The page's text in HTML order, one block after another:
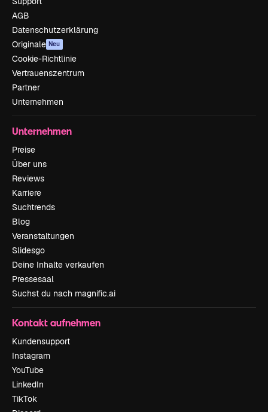
AGB
Datenschutzerklärung
Originale Neu
Cookie-Richtlinie
Vertrauenszentrum
Partner
Unternehmen
Unternehmen
Preise
Über uns
Reviews
Karriere
Suchtrends
Blog
Veranstaltungen
Slidesgo
Deine Inhalte verkaufen
Pressesaal
Suchst du nach magnific.ai
Kontakt aufnehmen
Kundensupport
Instagram
YouTube
LinkedIn
TikTok